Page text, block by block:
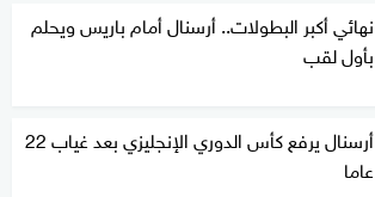
نهائي أكبر البطولات.. أرسنال أمام باريس ويحلم
بأول لقب
أرسنال يرفع كأس الدوري الإنجليزي بعد غياب 22
عاما